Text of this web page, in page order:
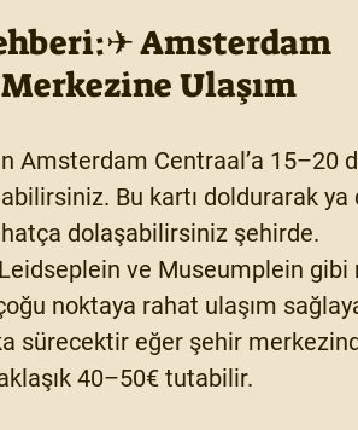
Amsterdam
Ulaşım
Amsterdam Centraal’a 15–20
Bu kartı doldurarak
dolaşabilirsiniz şehirde.
ve Museumplein gibi
noktaya rahat ulaşım
sürecektir eğer şehir
40–50€ tutabilir.